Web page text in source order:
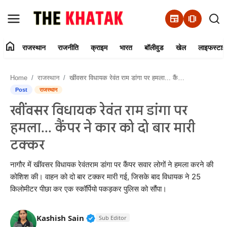
newspaper amp_stories
Contact Us
राजस्थान
राजनीति
क्राइम
भारत
बॉलीवुड
home राजस्थान राजनीति क्राइम भारत बॉलीवुड खेल
Home राजस्थान खींवसर विधायक रेवंत राम डांगा पर हमला... कैंपर ने कार को दो बार मारी टक्कर
Post राजस्थान
खींवसर विधायक रेवंत राम डांगा पर
हमला... कैंपर ने कार को दो बार मारी
टक्कर
नागौर में खींवसर विधायक रेवंतराम डांगा पर कैंपर सवार लोगों ने हमला करने की
कोशिश की। वाहन को दो बार टक्कर मारी गई, जिसके बाद विधायक ने 25
किलोमीटर पीछा कर एक स्कॉर्पियो पकड़कर पुलिस को सौंपा।
Kashish Sain Verified Public Figure • 11 Jun,
Sub Editor